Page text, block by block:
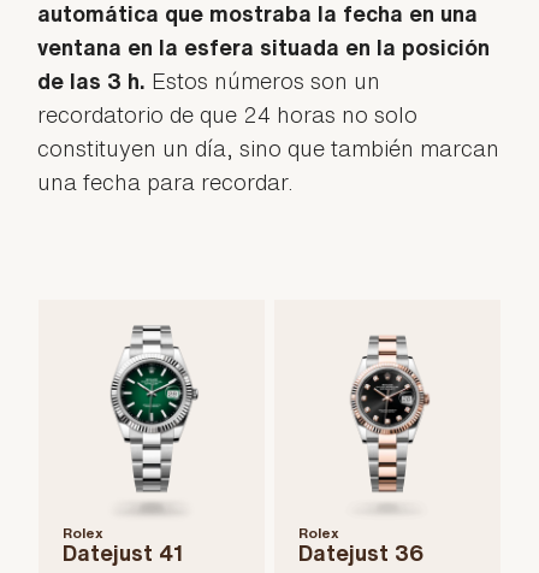
automática que mostraba la fecha en una
ventana en la esfera situada en la posición
de las 3 h. Estos números son un
recordatorio de que 24 horas no solo
constituyen un día, sino que también marcan
una fecha para recordar.
Rolex
Datejust 41
Rolex
Datejust 36